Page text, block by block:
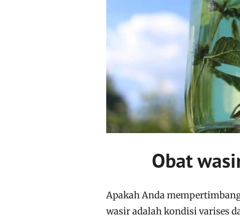
Obat
Apakah Anda
wasir adalah kondisi varises